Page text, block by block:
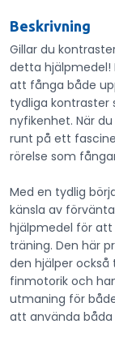
Beskrivning
Gillar du
detta hjälpmedel!
att fånga både
tydliga kontraster
nyfikenhet. När
runt på ett
rörelse som
Med en tydlig
känsla av
hjälpmedel för
träning. Den här
den hjälper
finmotorik och
utmaning för
att använda